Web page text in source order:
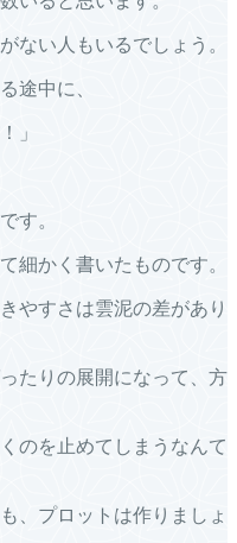
ない人もいるでしょう。
途中に、
」
す。
細かく書いたものです。
やすさは雲泥の差があり
たりの展開になって、方
のを止めてしまうなんて
、プロットは作りましょ